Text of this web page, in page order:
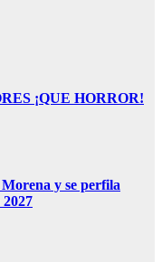
¡QUE HORROR!
y se perfila